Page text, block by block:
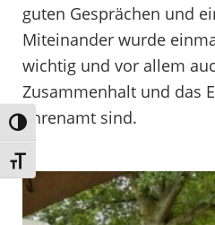
Umschalten auf hohe Kontraste
Schrift vergrößern
guten Gesprächen und
Miteinander wurde
wichtig und vor allem
Zusammenhalt und das
Ehrenamt sind.